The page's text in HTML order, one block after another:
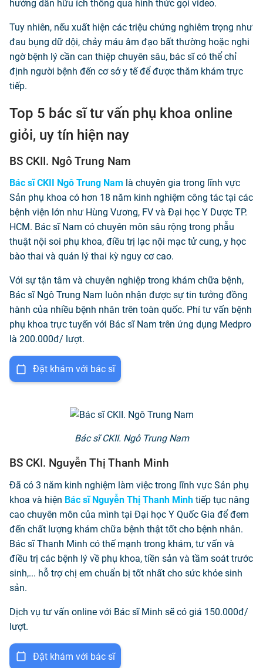
hướng dẫn hữu ích thông qua hình thức gọi video.
Tuy nhiên, nếu xuất hiện các triệu chứng nghiêm trọng như
đau bụng dữ dội, chảy máu âm đạo bất thường hoặc nghi
ngờ bệnh lý cần can thiệp chuyên sâu, bác sĩ có thể chỉ
định người bệnh đến cơ sở y tế để được thăm khám trực
tiếp.
Top 5 bác sĩ tư vấn phụ khoa online
giỏi, uy tín hiện nay
BS CKII. Ngô Trung Nam
Bác sĩ CKII Ngô Trung Nam là chuyên gia trong lĩnh vực
Sản phụ khoa có hơn 18 năm kinh nghiệm công tác tại các
bệnh viện lớn như Hùng Vương, FV và Đại học Y Dược TP.
HCM. Bác sĩ Nam có chuyên môn sâu rộng trong phẫu
thuật nội soi phụ khoa, điều trị lạc nội mạc tử cung, y học
bào thai và quản lý thai kỳ nguy cơ cao.
Với sự tận tâm và chuyên nghiệp trong khám chữa bệnh,
Bác sĩ Ngô Trung Nam luôn nhận được sự tin tưởng đồng
hành của nhiều bệnh nhân trên toàn quốc. Phí tư vấn bệnh
phụ khoa trực tuyến với Bác sĩ Nam trên ứng dụng Medpro
là 200.000đ/ lượt.
Đặt khám với bác sĩ
Bác sĩ CKII. Ngô Trung Nam
BS CKI. Nguyễn Thị Thanh Minh
Đã có 3 năm kinh nghiệm làm việc trong lĩnh vực Sản phụ
khoa và hiện Bác sĩ Nguyễn Thị Thanh Minh tiếp tục nâng
cao chuyên môn của mình tại Đại học Y Quốc Gia để đem
đến chất lượng khám chữa bệnh thật tốt cho bệnh nhân.
Bác sĩ Thanh Minh có thế mạnh trong khám, tư vấn và
điều trị các bệnh lý về phụ khoa, tiền sản và tầm soát trước
sinh,... hỗ trợ chị em chuẩn bị tốt nhất cho sức khỏe sinh
sản.
Dịch vụ tư vấn online với Bác sĩ Minh sẽ có giá 150.000đ/
lượt.
Đặt khám với bác sĩ